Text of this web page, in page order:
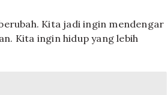
Kita jadi ingin mendengar
Kita ingin hidup yang lebih